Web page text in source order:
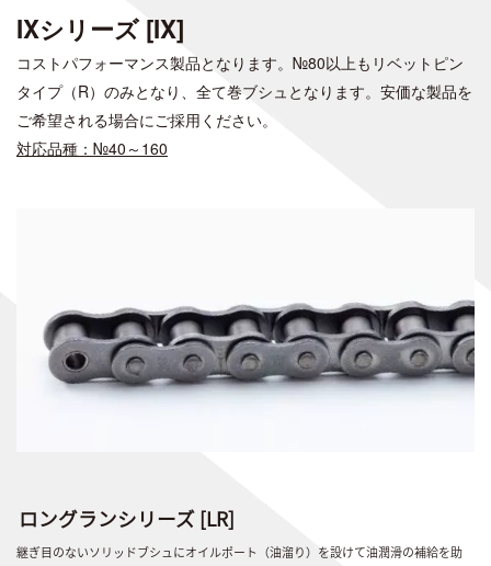
IXシリーズ [IX]
コストパフォーマンス製品となります。№80以上もリベットピン
タイプ（R）のみとなり、全て巻ブシュとなります。安価な製品を
ご希望される場合にご採用ください。
対応品種：№40～160
ロングランシリーズ [LR]
継ぎ目のないソリッドブシュにオイルポート（油溜り）を設けて油潤滑の補給を助